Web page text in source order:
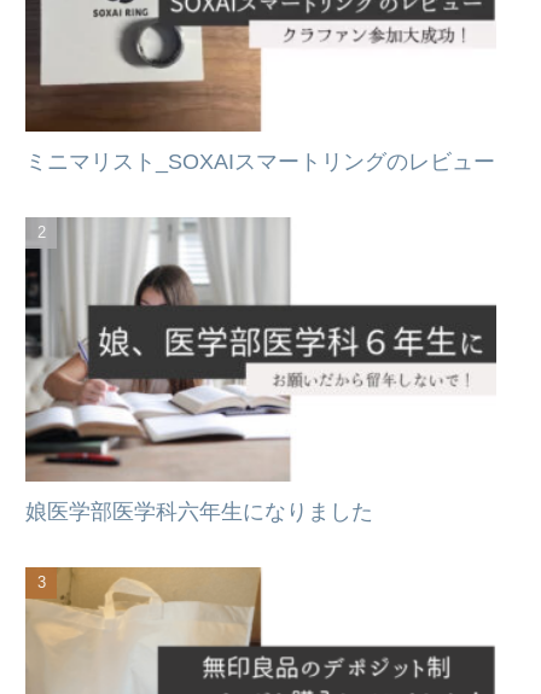
ミニマリスト_SOXAIスマートリングのレビュー
娘医学部医学科六年生になりました